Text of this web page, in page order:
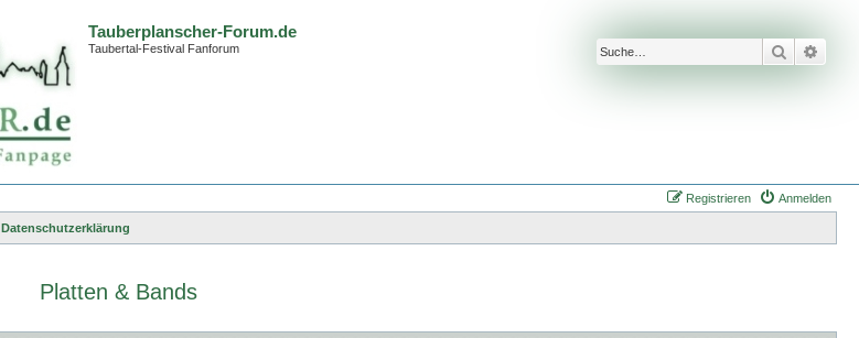
Tauberplanscher-Forum.de
Taubertal-Festival Fanforum Suche
Anmelden
Registrieren
Datenschutzerklärung
Platten & Bands